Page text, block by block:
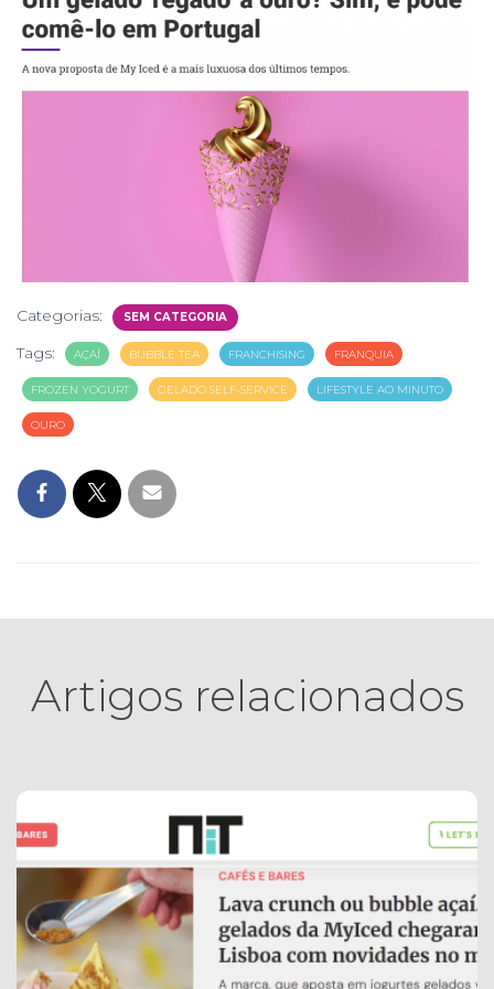
Categorias: SEM CATEGORIA
Tags: AÇAÍ BUBBLE TEA FRANCHISING FRANQUIA
FROZEN YOGURT GELADO SELF-SERVICE LIFESTYLE AO MINUTO
OURO
Artigos relacionados